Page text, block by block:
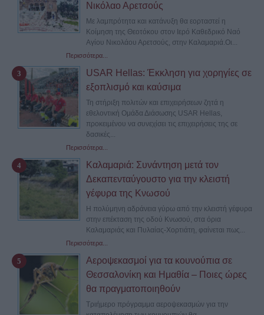
Νικόλαο Αρετσούς
Με λαμπρότητα και κατάνυξη θα εορταστεί η
Κοίμηση της Θεοτόκου στον Ιερό Καθεδρικό Ναό
Αγίου Νικολάου Αρετσούς, στην Καλαμαριά.Οι...
Περισσότερα...
USAR Hellas: Έκκληση για χορηγίες σε
εξοπλισμό και καύσιμα
Τη στήριξη πολιτών και επιχειρήσεων ζητά η
εθελοντική Ομάδα Διάσωσης USAR Hellas,
προκειμένου να συνεχίσει τις επιχειρήσεις της σε
δασικές...
Περισσότερα...
Καλαμαριά: Συνάντηση μετά τον
Δεκαπενταύγουστο για την κλειστή
γέφυρα της Κνωσού
Η πολύμηνη αδράνεια γύρω από την κλειστή γέφυρα
στην επέκταση της οδού Κνωσού, στα όρια
Καλαμαριάς και Πυλαίας-Χορτιάτη, φαίνεται πως...
Περισσότερα...
Αεροψεκασμοί για τα κουνούπια σε
Θεσσαλονίκη και Ημαθία – Ποιες ώρες
θα πραγματοποιηθούν
Τριήμερο πρόγραμμα αεροψεκασμών για την